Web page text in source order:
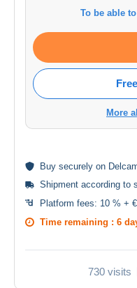
To be able
More
Buy securely on
Shipment according to
Platform fees: 10 % +
Time remaining : 6
730 visits